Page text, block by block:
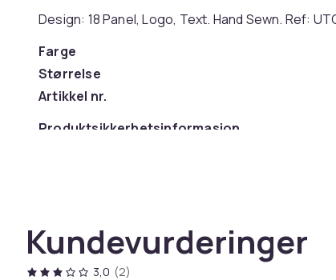
Design: 18 Panel, Logo, Text. Hand Sewn. Ref:
Farge
Størrelse
Artikkel nr.
Produktsikkerhetsinformasjon
Kundevurderinger
3,0 (2)